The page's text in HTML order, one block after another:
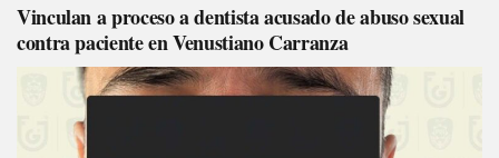
Vinculan a proceso a dentista acusado de abuso sexual
contra paciente en Venustiano Carranza